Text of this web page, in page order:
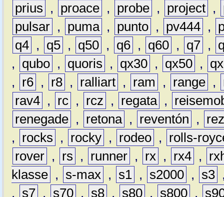
prius
, proace , probe , project ,
pulsar , puma , punto , pv444 ,
q4 , q5 , q50 , q6 , q60 , q7 ,
,
qubo , quoris , qx30 , qx50 ,
,
r6 , r8 , ralliart , ram , range ,
rav4 , rc , rcz , regata ,
renegade , retona , reventón ,
,
rocks , rocky , rodeo ,
rolls-
rover , rs , runner , rx , rx4 ,
klasse , s-max , s1 , s2000 , s3
,
s7 , s70 , s8 , s80 , s800 ,